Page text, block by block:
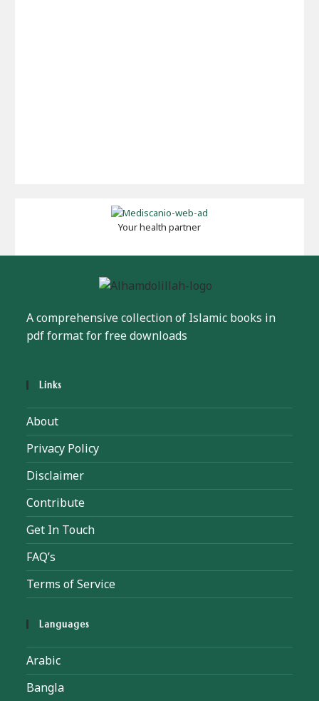
Your health partner
A comprehensive collection of Islamic books in
pdf format for free downloads
Links
About
Privacy Policy
Disclaimer
Contribute
Get In Touch
FAQ’s
Terms of Service
Languages
Arabic
Bangla